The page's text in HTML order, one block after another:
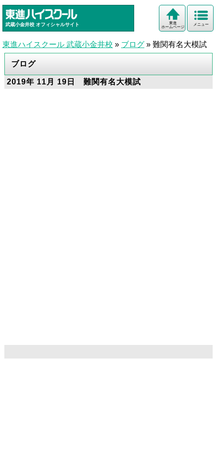
武蔵小金井校 オフィシャルサイト メニュー
東進
ホームページ
東進ハイスクール 武蔵小金井校 » ブログ » 難関有名大模試
ブログ
2019年 11月 19日 難関有名大模試